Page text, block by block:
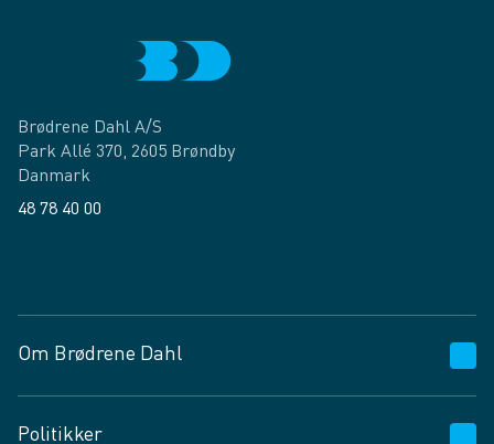
Brødrene Dahl A/S
Park Allé 370, 2605 Brøndby
Danmark
48 78 40 00
Om Brødrene Dahl
Politikker